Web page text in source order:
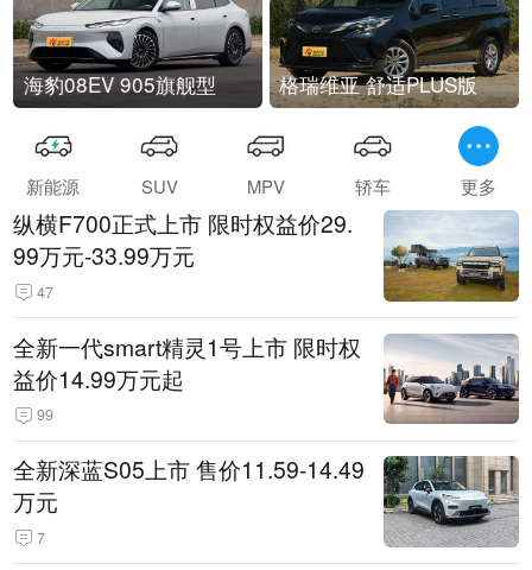
海豹08EV 905旗舰型 格瑞维亚 舒适PLUS版
新能源 SUV MPV 轿车 更多
纵横F700正式上市 限时权益价29.
99万元-33.99万元
47
全新一代smart精灵1号上市 限时权
益价14.99万元起
99
全新深蓝S05上市 售价11.59-14.49
万元
7